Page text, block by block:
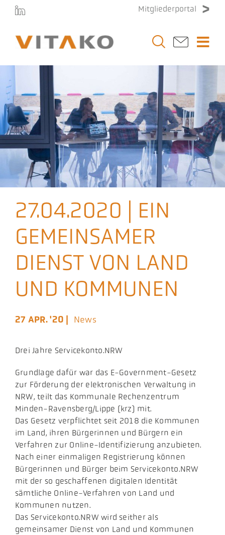
Zum
springen
Mitgliederportal
Vitako
Themen
Stellenmarkt
Veranstaltungen
Presse
Aktuelles
Podcast
27.04.2020 | EIN
GEMEINSAMER
DIENST VON LAND
UND KOMMUNEN
27 APR. '20 | News
Drei Jahre Servicekonto.NRW
​Grundlage dafür war das E-Government-Gesetz
zur Förderung der elektronischen Verwaltung in
NRW, teilt das Kommunale Rechenzentrum
Minden-Ravensberg/Lippe (krz) mit.
Das Gesetz verpflichtet seit 2018 die Kommunen
im Land, ihren Bürgerinnen und Bürgern ein
Verfahren zur Online-Identifizierung anzubieten.
Nach einer einmaligen Registrierung können
Bürgerinnen und Bürger beim Servicekonto.NRW
mit der so geschaffenen digitalen Identität
sämtliche Online-Verfahren von Land und
Kommunen nutzen.
Das Servicekonto.NRW wird seither als
gemeinsamer Dienst von Land und Kommunen